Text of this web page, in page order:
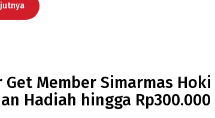
Get Member Simarmas
Hadiah hingga Rp300.000